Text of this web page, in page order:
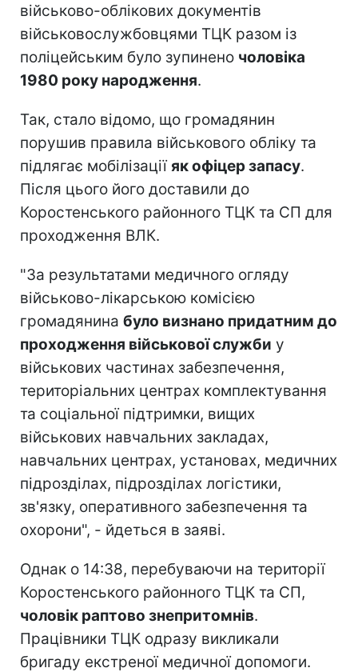
військово-облікових документів
військовослужбовцями ТЦК разом із
поліцейським було зупинено чоловіка
1980 року народження.
Так, стало відомо, що громадянин
порушив правила військового обліку та
підлягає мобілізації як офіцер запасу.
Після цього його доставили до
Коростенського районного ТЦК та СП для
проходження ВЛК.
"За результатами медичного огляду
військово-лікарською комісією
громадянина було визнано придатним до
проходження військової служби у
військових частинах забезпечення,
територіальних центрах комплектування
та соціальної підтримки, вищих
військових навчальних закладах,
навчальних центрах, установах, медичних
підрозділах, підрозділах логістики,
зв'язку, оперативного забезпечення та
охорони", - йдеться в заяві.
Однак о 14:38, перебуваючи на території
Коростенського районного ТЦК та СП,
чоловік раптово знепритомнів.
Працівники ТЦК одразу викликали
бригаду екстреної медичної допомоги.